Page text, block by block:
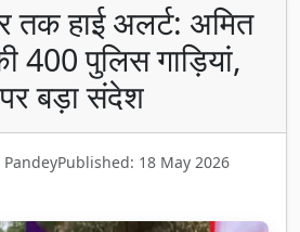
तक हाई अलर्ट: अमित
400 पुलिस गाड़ियां,
बड़ा संदेश
Published: 18 May 2026